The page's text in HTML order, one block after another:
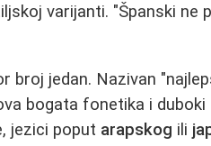
varijanti. "Španski ne
broj jedan. Nazivan
bogata fonetika i
jezici poput arapskog ili